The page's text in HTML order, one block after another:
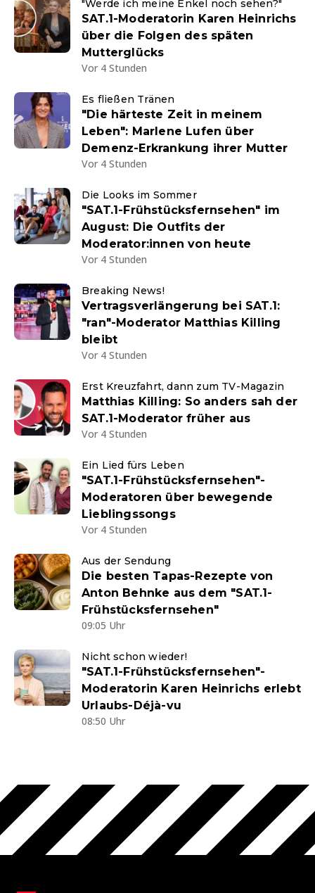
"Werde ich meine Enkel noch sehen?"
SAT.1-Moderatorin Karen Heinrichs
über die Folgen des späten
Mutterglücks
Vor 4 Stunden
Es fließen Tränen
"Die härteste Zeit in meinem
Leben": Marlene Lufen über
Demenz-Erkrankung ihrer Mutter
Vor 4 Stunden
Die Looks im Sommer
"SAT.1-Frühstücksfernsehen" im
August: Die Outfits der
Moderator:innen von heute
Vor 4 Stunden
Breaking News!
Vertragsverlängerung bei SAT.1:
"ran"-Moderator Matthias Killing
bleibt
Vor 4 Stunden
Erst Kreuzfahrt, dann zum TV-Magazin
Matthias Killing: So anders sah der
SAT.1-Moderator früher aus
Vor 4 Stunden
Ein Lied fürs Leben
"SAT.1-Frühstücksfernsehen"-
Moderatoren über bewegende
Lieblingssongs
Vor 4 Stunden
Aus der Sendung
Die besten Tapas-Rezepte von
Anton Behnke aus dem "SAT.1-
Frühstücksfernsehen"
09:05 Uhr
Nicht schon wieder!
"SAT.1-Frühstücksfernsehen"-
Moderatorin Karen Heinrichs erlebt
Urlaubs-Déjà-vu
08:50 Uhr